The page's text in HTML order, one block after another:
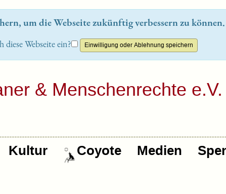
um die Webseite zukünftig verbessern zu
Webseite ein?
& Menschenrechte e.V.
Kultur Coyote Medien